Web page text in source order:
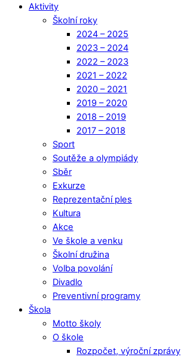
Aktivity
Školní roky
2024 – 2025
2023 – 2024
2022 – 2023
2021 – 2022
2020 – 2021
2019 – 2020
2018 – 2019
2017 – 2018
Sport
Soutěže a olympiády
Sběr
Exkurze
Reprezentační ples
Kultura
Akce
Ve škole a venku
Školní družina
Volba povolání
Divadlo
Preventivní programy
Škola
Motto školy
O škole
Rozpočet, výroční zprávy